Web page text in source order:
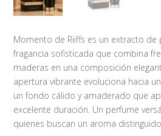
Momento de Riiffs es un extracto de
fragancia sofisticada que combina
maderas en una composición
apertura vibrante evoluciona hacia
un fondo cálido y amaderado que
excelente duración. Un perfume
quienes buscan un aroma